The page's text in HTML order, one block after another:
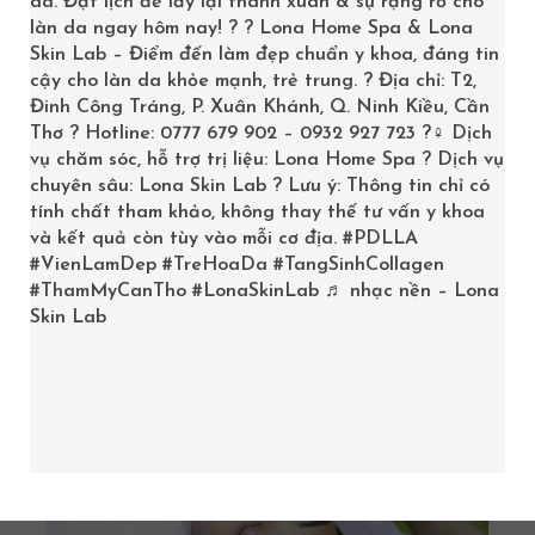
NÂNG CƠ XÓA NHĂN- REFA FIRMING
out of
based on
customer
ratings
595,000₫–5,950,000 ₫
SELECT OPTIONS
làn da ngay hôm nay! ? ? Lona Home Spa & Lona
Skin Lab – Điểm đến làm đẹp chuẩn y khoa, đáng tin
cậy cho làn da khỏe mạnh, trẻ trung. ? Địa chỉ: T2,
Đinh Công Tráng, P. Xuân Khánh, Q. Ninh Kiều, Cần
Thơ ? Hotline: 0777 679 902 – 0932 927 723 ?‍♀️ Dịch
vụ chăm sóc, hỗ trợ trị liệu: Lona Home Spa ? Dịch vụ
chuyên sâu: Lona Skin Lab ? Lưu ý: Thông tin chỉ có
tính chất tham khảo, không thay thế tư vấn y khoa
và kết quả còn tùy vào mỗi cơ địa. #PDLLA
#VienLamDep #TreHoaDa #TangSinhCollagen
#ThamMyCanTho #LonaSkinLab ♬ nhạc nền – Lona
Skin Lab